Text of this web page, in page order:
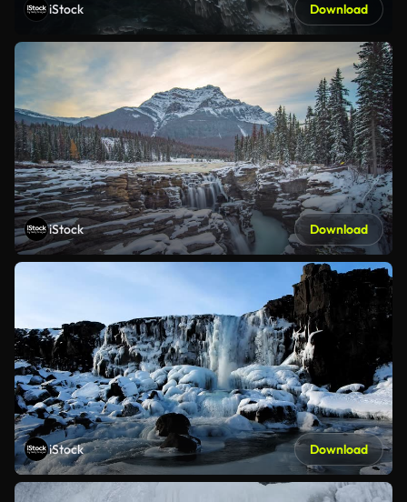
iStock Download
iStock Download
iStock Download